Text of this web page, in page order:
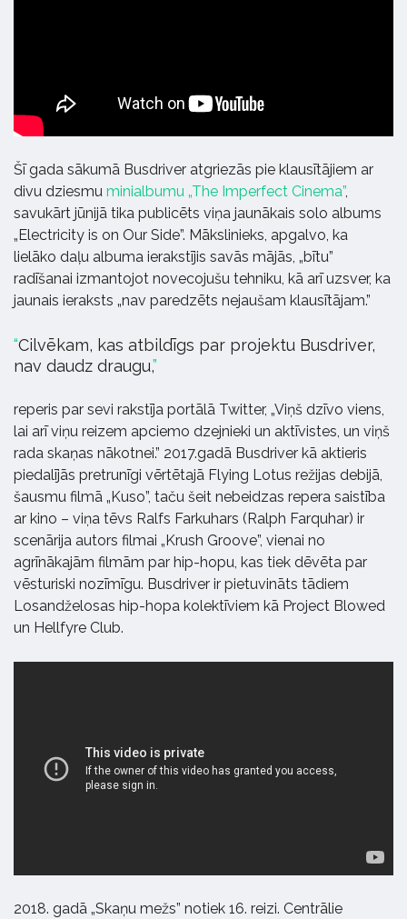
Šī gada sākumā Busdriver atgriezās pie klausītājiem ar
divu dziesmu minialbumu „The Imperfect Cinema”,
savukārt jūnijā tika publicēts viņa jaunākais solo albums
„Electricity is on Our Side”. Mākslinieks, apgalvo, ka
lielāko daļu albuma ierakstījis savās mājās, „bītu”
radīšanai izmantojot novecojušu tehniku, kā arī uzsver, ka
jaunais ieraksts „nav paredzēts nejaušam klausītājam.”
Cilvēkam, kas atbildīgs par projektu Busdriver,
nav daudz draugu,
reperis par sevi rakstīja portālā Twitter, „Viņš dzīvo viens,
lai arī viņu reizem apciemo dzejnieki un aktīvistes, un viņš
rada skaņas nākotnei.” 2017.gadā Busdriver kā aktieris
piedalījās pretrunīgi vērtētajā Flying Lotus režijas debijā,
šausmu filmā „Kuso”, taču šeit nebeidzas repera saistība
ar kino – viņa tēvs Ralfs Farkuhars (Ralph Farquhar) ir
scenārija autors filmai „Krush Groove”, vienai no
agrīnākajām filmām par hip-hopu, kas tiek dēvēta par
vēsturiski nozīmīgu. Busdriver ir pietuvināts tādiem
Losandželosas hip-hopa kolektīviem kā Project Blowed
un Hellfyre Club.
2018. gadā „Skaņu mežs” notiek 16. reizi. Centrālie